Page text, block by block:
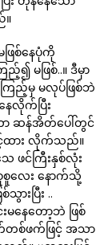
။
ြစ်နေပုံကို
မဖြစ်..။ ဒီမှာ
ြည့်မှ မလုပ်ဖြစ်ဘဲ
ေလိုက်ပြီး
ဆန်အိတ်ပေါ်တွင်
ထား လိုက်သည်။
ဖင်ကြီးနှစ်လုံး
စူလေး နောက်သို့
းပြီး ..
နေတော့ဘဲ ဖြစ်
တစ်ဖက်ဖြင့် အသာ